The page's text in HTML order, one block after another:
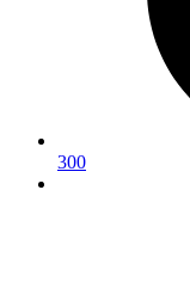
300